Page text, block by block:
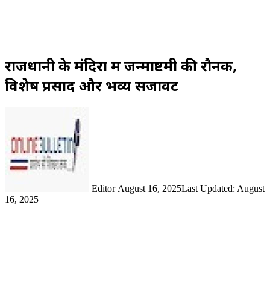
राजधानी के मंदिरों में जन्माष्टमी की रौनक,
विशेष प्रसाद और भव्य सजावट
Editor August 16, 2025Last Updated: August
16, 2025